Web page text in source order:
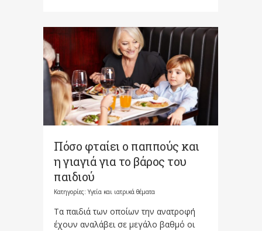
Πόσο φταίει ο παππούς και
η γιαγιά για το βάρος του
παιδιού
Κατηγορίες: Υγεία και ιατρικά θέματα
Τα παιδιά των οποίων την ανατροφή
έχουν αναλάβει σε μεγάλο βαθμό οι